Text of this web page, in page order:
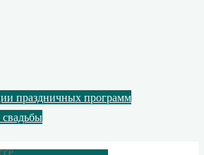
праздничных программ